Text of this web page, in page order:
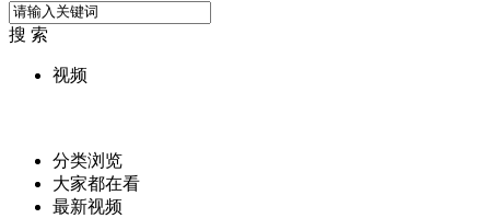
搜 索
视频
分类浏览
大家都在看
最新视频